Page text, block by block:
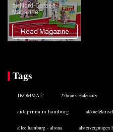
Tags
1KOMMA5° 25hours Hafencity
aidaprima in hamburg
allee hamburg - altona alstervergnügen